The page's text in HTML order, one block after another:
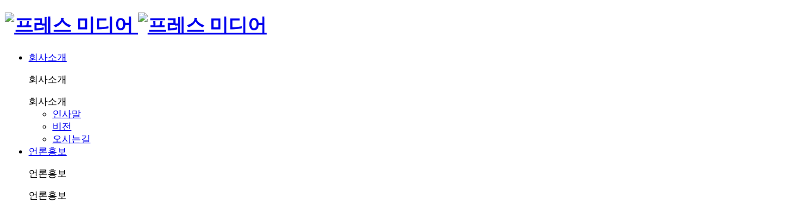
회사소개
회사소개
회사소개
인사말
비전
오시는길
언론홍보
언론홍보
언론홍보